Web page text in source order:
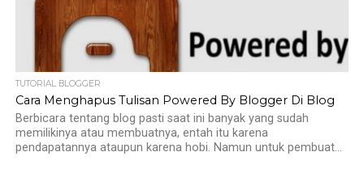
TUTORIAL BLOGGER
Cara Menghapus Tulisan Powered By Blogger Di Blog
Berbicara tentang blog pasti saat ini banyak yang sudah
memilikinya atau membuatnya, entah itu karena
pendapatannya ataupun karena hobi. Namun untuk pembuat...